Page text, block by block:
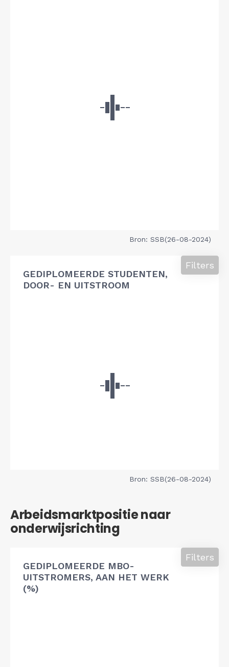
Bron: SSB(26-08-2024)
GEDIPLOMEERDE STUDENTEN,
DOOR- EN UITSTROOM
Filters
Bron: SSB(26-08-2024)
Arbeidsmarktpositie naar
onderwijsrichting
GEDIPLOMEERDE MBO-
UITSTROMERS, AAN HET WERK
(%)
Filters